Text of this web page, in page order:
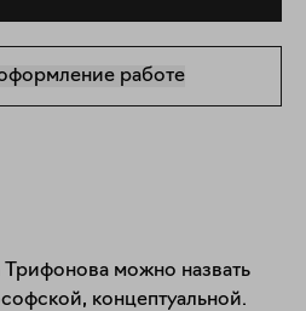
работе
можно назвать
концептуальной.